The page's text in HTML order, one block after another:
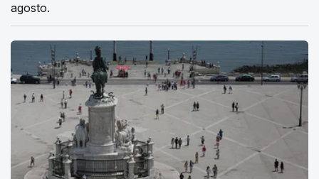
agosto.